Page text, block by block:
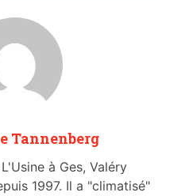
Tannenberg
à Ges, Valéry
1997. Il a "climatisé"